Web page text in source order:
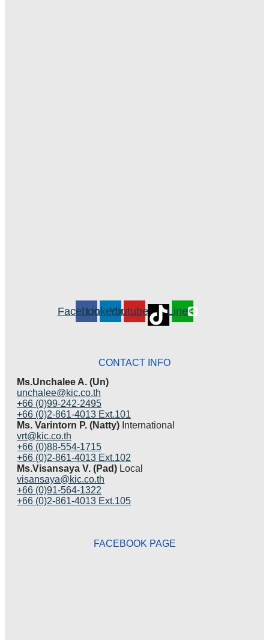
FacebookLinkedinYoutube Line
CONTACT INFO
Ms.Unchalee A. (Un)
unchalee@kic.co.th
+66 (0)99-242-2495
+66 (0)2-861-4013 Ext.101
Ms. Varintorn P. (Natty) International
vrt@kic.co.th
+66 (0)88-554-1715
+66 (0)2-861-4013 Ext.102
Ms.Visansaya V. (Pad) Local
visansaya@kic.co.th
+66 (0)91-564-1322
+66 (0)2-861-4013 Ext.105
FACEBOOK PAGE